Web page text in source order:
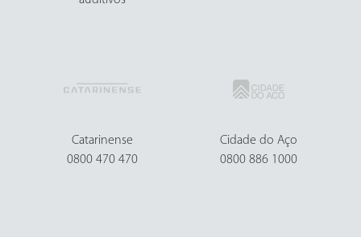
Catarinense
0800 470 470
Cidade do Aço
0800 886 1000